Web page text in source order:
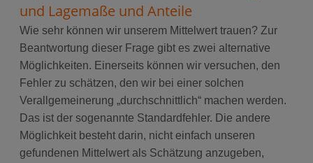
und Lagemaße und Anteile
Wie sehr können wir unserem Mittelwert trauen? Zur
Beantwortung dieser Frage gibt es zwei alternative
Möglichkeiten. Einerseits können wir versuchen, den
Fehler zu schätzen, den wir bei einer solchen
Verallgemeinerung „durchschnittlich“ machen werden.
Das ist der sogenannte Standardfehler. Die andere
Möglichkeit besteht darin, nicht einfach unseren
gefundenen Mittelwert als Schätzung anzugeben,